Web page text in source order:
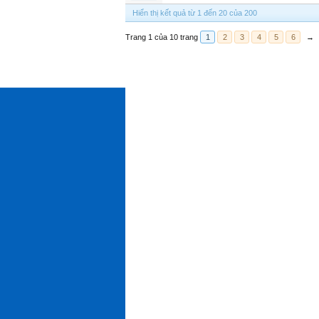
Hiển thị kết quả từ 1 đến 20 của 200
Trang 1 của 10 trang 1 2 3 4 5 6 →